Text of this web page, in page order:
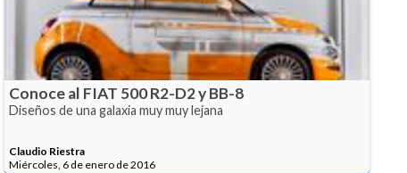
Conoce al FIAT 500 R2-D2 y BB-8
Diseños de una galaxia muy muy lejana
Claudio Riestra
Miércoles, 6 de enero de 2016